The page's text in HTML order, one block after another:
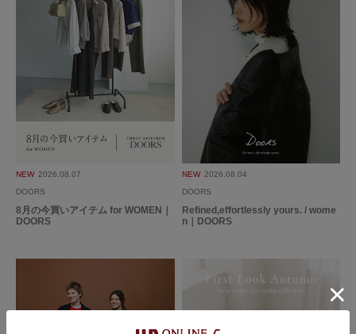
NEW 2026.08.07
DOORS
8月の今買いアイテム for WOMEN｜
DOORS
NEW 2026.08.04
DOORS
Refined,effortlessly yours. / wome
n｜DOORS